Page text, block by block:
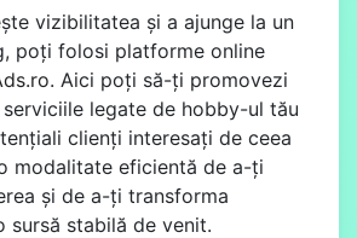
vizibilitatea și a ajunge la un
poți folosi platforme online
. Aici poți să-ți promovezi
legate de hobby-ul tău
clienți interesați de ceea
modalitate eficientă de a-ți
și de a-ți transforma
sursă stabilă de venit.